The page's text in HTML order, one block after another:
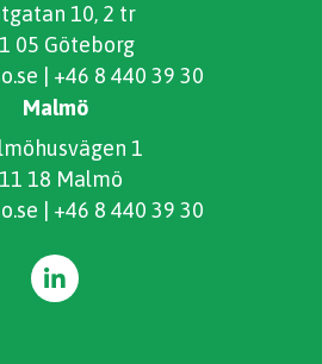
10, 2 tr
05 Göteborg
+46 8 440 39 30
Malmö
1
18 Malmö
+46 8 440 39 30